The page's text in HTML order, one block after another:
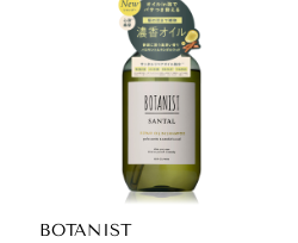
BOTANIST